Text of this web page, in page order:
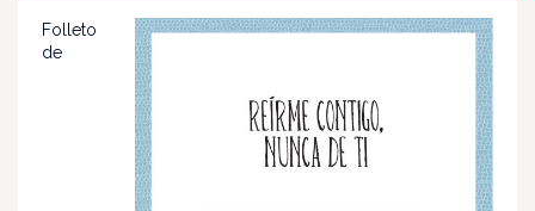
Folleto
de